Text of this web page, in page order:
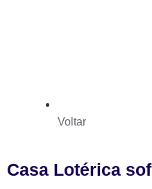
Voltar
Casa Lotérica